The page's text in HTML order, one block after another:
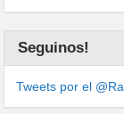
Seguinos!
Tweets por el